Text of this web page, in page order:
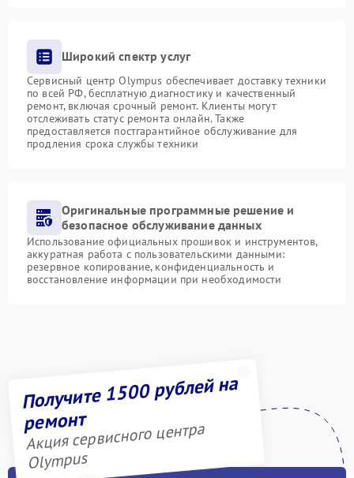
Широкий спектр услуг
Сервисный центр Olympus обеспечивает доставку техники
по всей РФ, бесплатную диагностику и качественный
ремонт, включая срочный ремонт. Клиенты могут
отслеживать статус ремонта онлайн. Также
предоставляется постгарантийное обслуживание для
продления срока службы техники
Оригинальные программные решение и
безопасное обслуживание данных
Использование официальных прошивок и инструментов,
аккуратная работа с пользовательскими данными:
резервное копирование, конфиденциальность и
восстановление информации при необходимости
Получите 1500 рублей на
ремонт
Акция сервисного центра
Olympus